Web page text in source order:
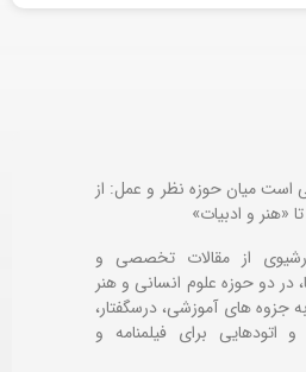
میان حوزه نظر و عمل: از
«هنر و ادبیات»
از مقالات تخصصی و
دو حوزه علوم انسانی و هنر
جزوه های آموزشی، درسگفتار،
و اتودهایی برایفیلمنامه و